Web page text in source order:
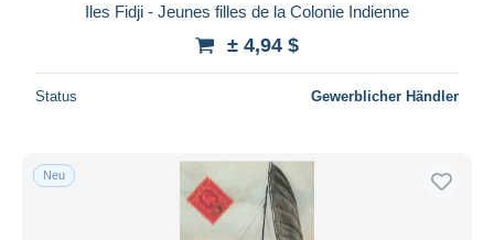
Iles Fidji - Jeunes filles de la Colonie Indienne
± 4,94 $
Status Gewerblicher Händler
Neu